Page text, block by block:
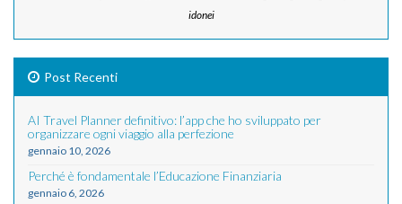
idonei
Post Recenti
AI Travel Planner definitivo: l’app che ho sviluppato per
organizzare ogni viaggio alla perfezione
gennaio 10, 2026
Perché è fondamentale l’Educazione Finanziaria
gennaio 6, 2026